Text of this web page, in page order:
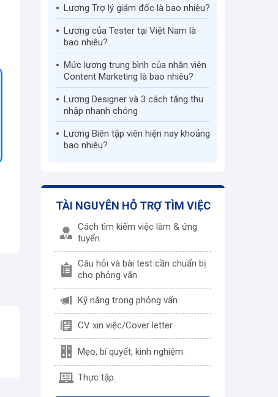
Lương Trợ lý giám đốc là bao nhiêu?
Lương của Tester tại Việt Nam là
bao nhiêu?
Mức lương trung bình của nhân viên
Content Marketing là bao nhiêu?
Lương Designer và 3 cách tăng thu
nhập nhanh chóng
Lương Biên tập viên hiện nay khoảng
bao nhiêu?
TÀI NGUYÊN HỖ TRỢ TÌM VIỆC
Cách tìm kiếm việc làm & ứng
tuyển.
Câu hỏi và bài test cần chuẩn bị
cho phỏng vấn.
Kỹ năng trong phỏng vấn.
CV xin việc/Cover letter.
Mẹo, bí quyết, kinh nghiệm.
Thực tập.